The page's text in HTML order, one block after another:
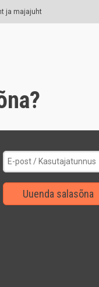
ja majajuht
Uuenda salasõna